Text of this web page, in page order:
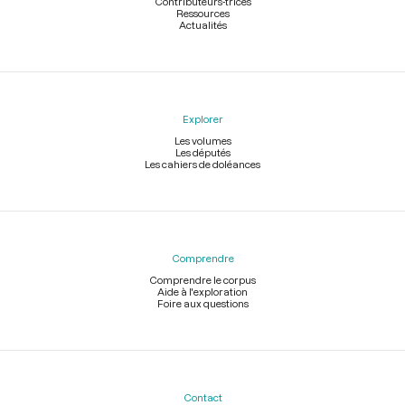
Ressources
Actualités
Explorer
Les volumes
Les députés
Les cahiers de doléances
Comprendre
Comprendre le corpus
Aide à l'exploration
Foire aux questions
Contact